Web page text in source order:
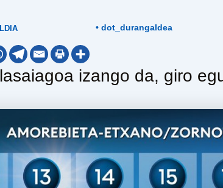
• dot_durangaldea
izango da, giro